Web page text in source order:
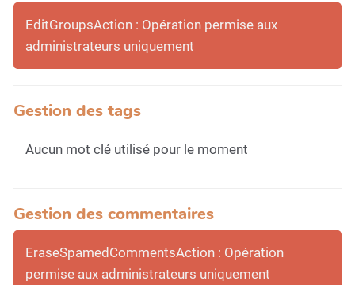
EditGroupsAction : Opération permise aux
administrateurs uniquement
Gestion des tags
Aucun mot clé utilisé pour le moment
Gestion des commentaires
EraseSpamedCommentsAction : Opération
permise aux administrateurs uniquement